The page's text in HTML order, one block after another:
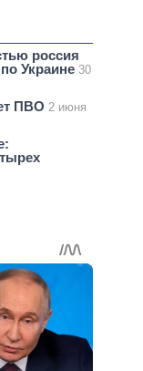
россия
Украине 30
ПВО 2 июня